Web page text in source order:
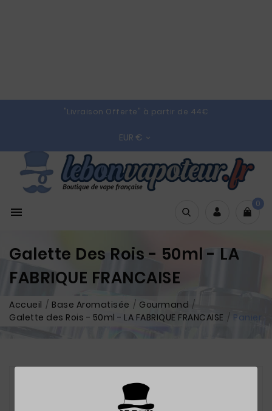
"Livraison Offerte" à partir de 44€
EUR € 

0
Galette Des Rois - 50ml - LA
FABRIQUE FRANCAISE
Accueil Base Aromatisée
Gourmand
Galette des Rois - 50ml - LA FABRIQUE FRANCAISE
Panier